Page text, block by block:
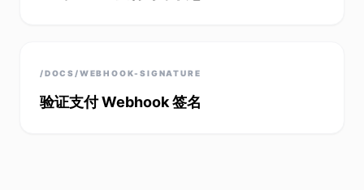
/DOCS/WEBHOOK-SIGNATURE
验证支付 Webhook 签名